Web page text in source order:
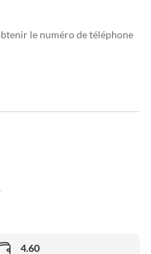
le numéro de téléphone
4.60